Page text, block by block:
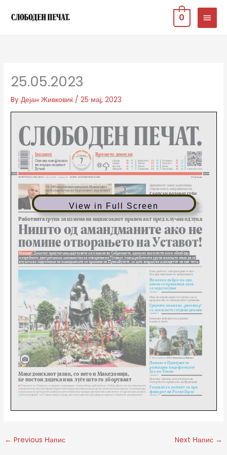
MAIN
0
25.05.2023
ByДејан Живковиќ /25 мај, 2023
View in Full Screen
← Previous Напис Next Напис →